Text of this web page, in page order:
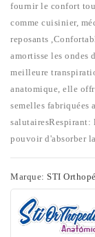
fournir le confort
comme cuisinier,
reposants
amortisse les ondes
meilleure
anatomique, elle
semelles fabriquées
salutairesRespirant:
pouvoir d'absorber
Marque: STI